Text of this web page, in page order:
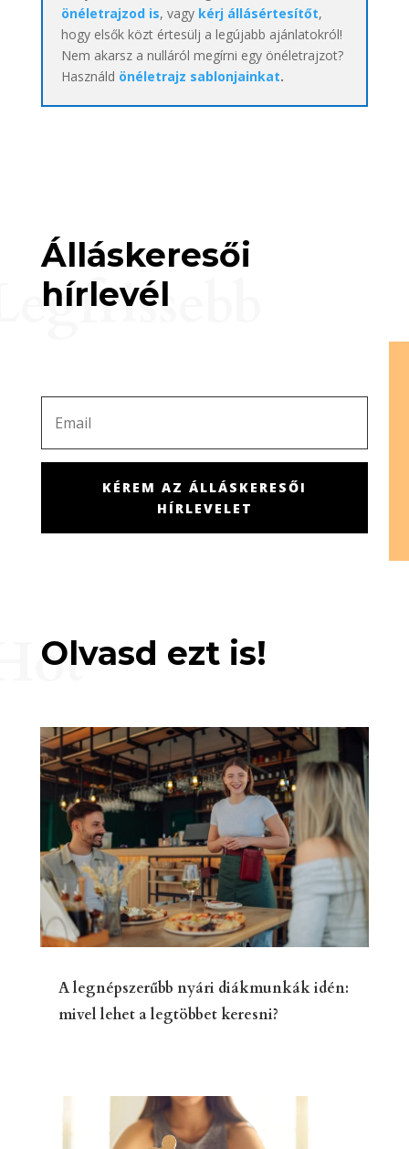
önéletrajzod is, vagy kérj állásértesítőt,
hogy elsők közt értesülj a legújabb ajánlatokról!
Nem akarsz a nulláról megírni egy önéletrajzot?
Használd önéletrajz sablonjainkat.
Álláskeresői
hírlevél
KÉREM AZ ÁLLÁSKERESŐI
HÍRLEVELET
Olvasd ezt is!
A legnépszerűbb nyári diákmunkák idén:
mivel lehet a legtöbbet keresni?